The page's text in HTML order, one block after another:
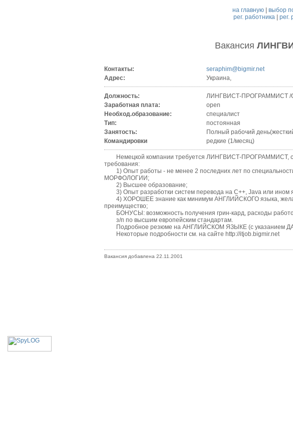
на главную| выбор
рег. работника |рег.
Вакансия
Контакты:
seraphim@bigmir.net
Адрес:
Украина,
Должность:
ЛИНГВИСТ-ПРОГРАММИСТ /
Заработная плата:
open
Необход.образование:
специалист
Тип:
постоянная
Занятость:
Полный рабочий
Командировки
редкие (1/месяц)
Немецкой компании требуется ЛИНГВИСТ-ПРОГРАММИСТ, с
требования:
1) Опыт работы - не менее 2 последних лет по специальности
МОРФОЛОГИИ;
2) Высшее образование;
3) Опыт разработки систем перевода на С++, Java или ином
4) ХОРОШЕЕ знание как минимум АНГЛИЙСКОГО языка,
преимущество;
БОНУСЫ: возможность получения грин-кард, расходы
з/п по высшим европейским стандартам.
Подробное резюме на АНГЛИЙСКОМ ЯЗЫКЕ (с указанием
Некоторые подробности см. на сайте http://itjob.bigmir.net
Вакансия добавлена 22.11.2001